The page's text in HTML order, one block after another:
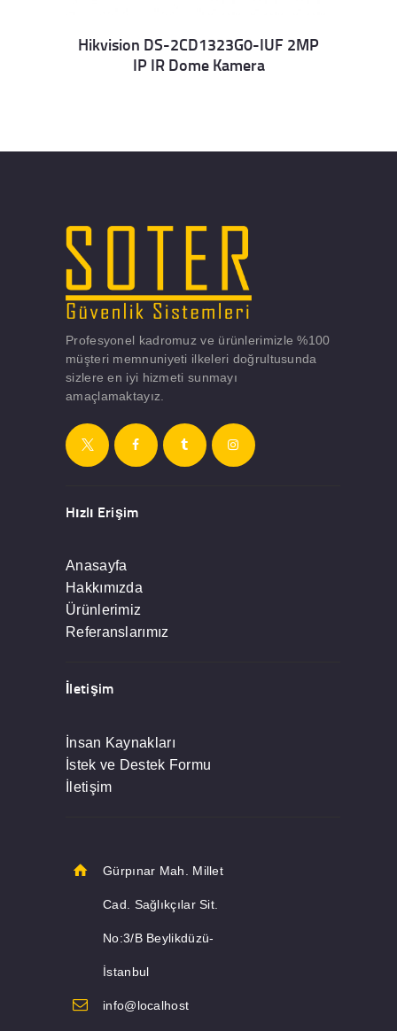
Details
Hikvision DS-2CD1323G0-IUF 2MP
IP IR Dome Kamera
Profesyonel kadromuz ve ürünlerimizle %100
müşteri memnuniyeti ilkeleri doğrultusunda
sizlere en iyi hizmeti sunmayı
amaçlamaktayız.
Hızlı Erişim
Anasayfa
Hakkımızda
Ürünlerimiz
Referanslarımız
İletişim
İnsan Kaynakları
İstek ve Destek Formu
İletişim
Gürpınar Mah. Millet
Cad. Sağlıkçılar Sit.
No:3/B Beylikdüzü-
İstanbul
info@localhost